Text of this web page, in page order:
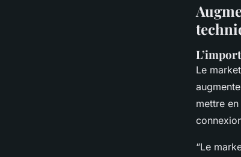
Augmentez la
votre boutique
de marketing Le
mettre
“Le